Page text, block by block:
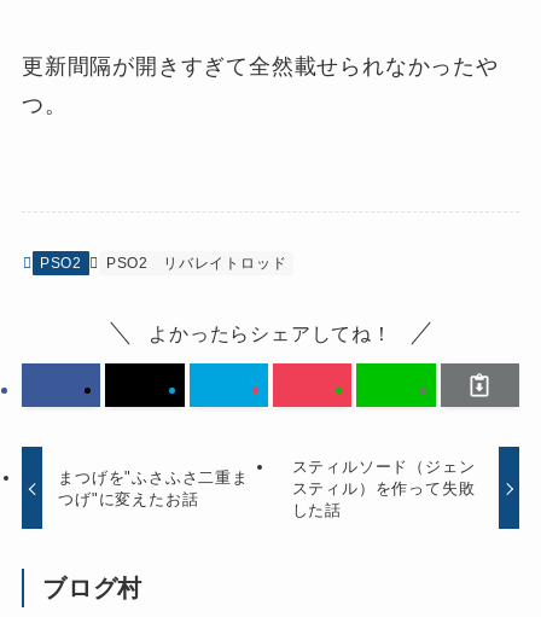
更新間隔が開きすぎて全然載せられなかったや
つ。
PSO2 PSO2 リバレイトロッド
よかったらシェアしてね！
まつげを"ふさふさ二重ま
つげ"に変えたお話
スティルソード（ジェン
スティル）を作って失敗
した話
ブログ村